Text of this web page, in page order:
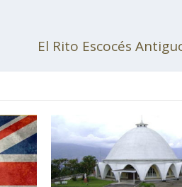
El Rito Escocés